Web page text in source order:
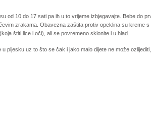
od 10 do 17 sati pa ih u to vrijeme izbjegavajte. Bebe do
zrakama. Obavezna zaštita protiv opeklina su kreme
štiti lice i oči), ali se povremeno sklonite i u hlad.
u pijesku uz to što se čak i jako malo dijete ne može